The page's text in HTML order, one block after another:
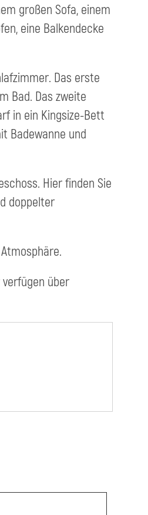
großen Sofa, einem
eine Balkendecke
Das erste
Bad. Das zweite
in ein Kingsize-Bett
Badewanne und
Hier finden Sie
doppelter
über